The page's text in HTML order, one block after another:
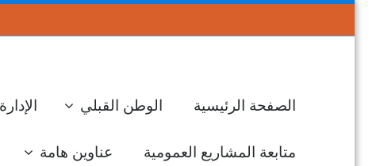
الصفحة الرئيسية الوطن القبلي الإدارة
متابعة المشاريع العمومية عناوين هامة